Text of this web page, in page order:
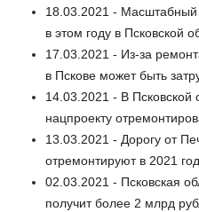
18.03.2021 - Масштабный
в этом году в Псковской
17.03.2021 - Из-за
в Пскове может быть
14.03.2021 - В Псковской
нацпроекту
13.03.2021 - Дорогу от
отремонтируют в 2021
02.03.2021 - Псковская
получит более 2 млрд